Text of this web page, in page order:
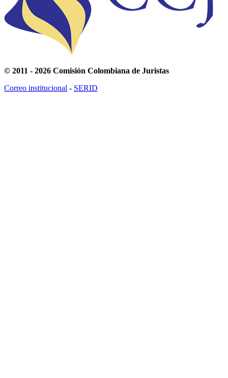
© 2011 - 2026 Comisión Colombiana de Juristas
Correo institucional - SERID